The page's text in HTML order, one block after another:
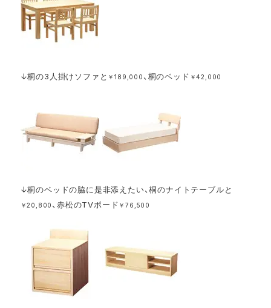
↓桐の3人掛けソファと ￥189,000 、桐のベッド ￥42,000
↓桐のベッドの脇に是非添えたい、桐のナイトテーブルと
￥20,800 、赤松のTVボード ￥76,500